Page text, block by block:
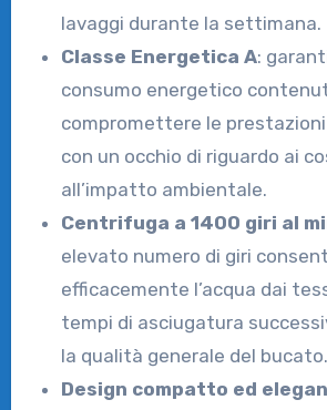
lavaggi durante la settimana.
Classe Energetica A:
consumo energetico
compromettere le prestazioni
con un occhio di riguardo ai
all’impatto ambientale.
Centrifuga a 1400 giri al
elevato numero di giri
efficacemente l’acqua dai
tempi di asciugatura
la qualità generale del bucato.
Design compatto ed